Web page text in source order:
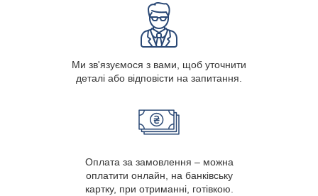
Ми зв'язуємося з вами, щоб уточнити
деталі або відповісти на запитання.
Оплата за замовлення – можна
оплатити онлайн, на банківську
картку, при отриманні, готівкою.